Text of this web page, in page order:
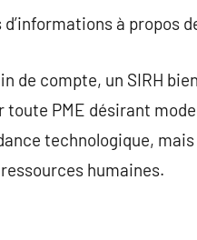
d’informations à propos
de compte, un SIRH
toute PME désirant
technologique,
humaines.